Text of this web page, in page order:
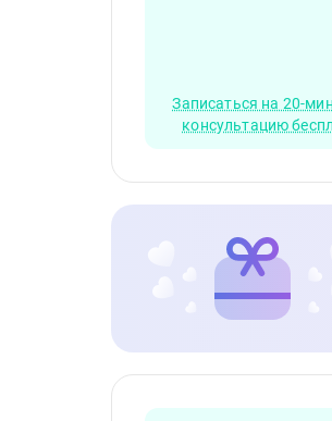
Записаться на 20-
консультацию